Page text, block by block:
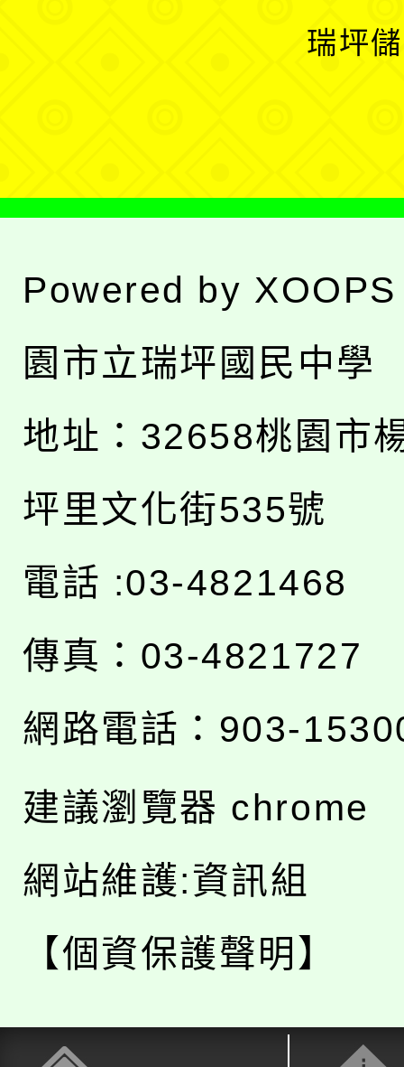
瑞坪
Powered by XOOPS
園市立瑞坪國民中學
地址： 32658桃園市
坪里文化街535號
電話 :03-4821468
傳真：03-4821727
網路電話：903-
建議瀏覽器 chrome
網站維護:資訊組
【個資保護聲明】